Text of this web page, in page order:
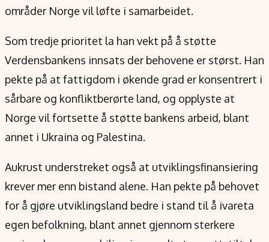
områder Norge vil løfte i samarbeidet.
Som tredje prioritet la han vekt på å støtte
Verdensbankens innsats der behovene er størst. Han
pekte på at fattigdom i økende grad er konsentrert i
sårbare og konfliktberørte land, og opplyste at
Norge vil fortsette å støtte bankens arbeid, blant
annet i Ukraina og Palestina.
Aukrust understreket også at utviklingsfinansiering
krever mer enn bistand alene. Han pekte på behovet
for å gjøre utviklingsland bedre i stand til å ivareta
egen befolkning, blant annet gjennom sterkere